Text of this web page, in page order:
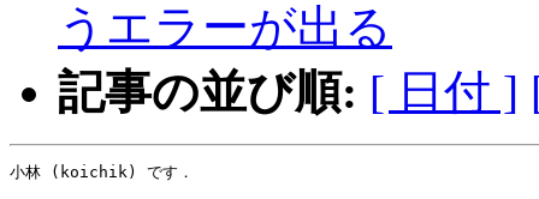
うエラーが出る
記事の並び順: [ 日付 ]
小林 (koichik) です．